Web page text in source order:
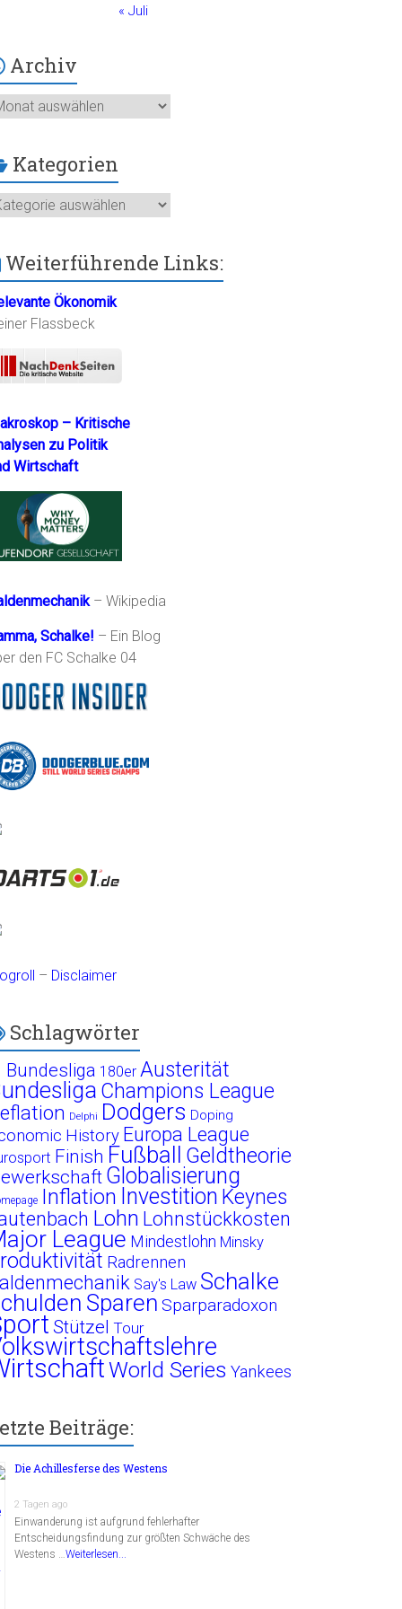
« Juli
Archiv
Kategorien
Weiterführende Links:
Ökonomik
Flassbeck
– Kritische
zu Politik
Wirtschaft
– Wikipedia
Schalke! – Ein Blog
den FC Schalke 04
– Disclaimer
Schlagwörter
Bundesliga 180er Austerität
Champions League
Delphi Dodgers Doping
History Europa League
Finish Fußball Geldtheorie
Globalisierung
Inflation Investition Keynes
Lohn Lohnstückkosten
League Mindestlohn Minsky
Radrennen
Say's Law Schalke
Sparen Sparparadoxon
Stützel Tour
World Series Yankees
Beiträge:
Die Achillesferse des Westens
2 Tagen ago
Einwanderung ist aufgrund fehlerhafter
Entscheidungsfindung zur größten Schwäche des
Westens …Weiterlesen...